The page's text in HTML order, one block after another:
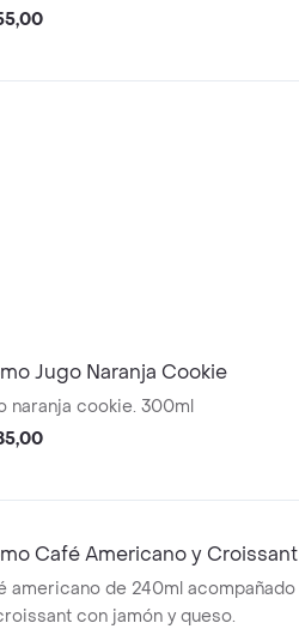
Jugo Naranja Cookie
naranja cookie. 300ml
Café Americano y Croissant
americano de 240ml acompañado
con jamón y queso.